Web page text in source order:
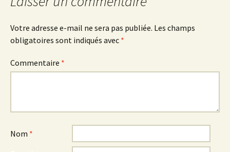
Votre adresse e-mail ne sera pas publiée. Les champs
obligatoires sont indiqués avec *
Commentaire *
Nom *